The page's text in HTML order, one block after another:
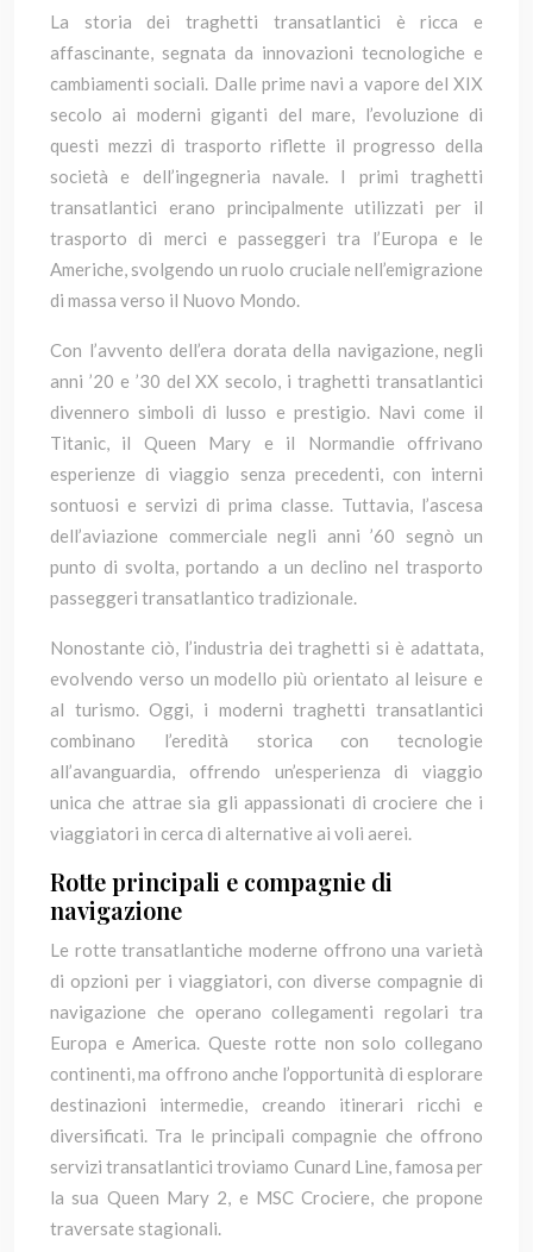
La storia dei traghetti transatlantici è ricca e
affascinante, segnata da innovazioni tecnologiche e
cambiamenti sociali. Dalle prime navi a vapore del XIX
secolo ai moderni giganti del mare, l’evoluzione di
questi mezzi di trasporto riflette il progresso della
società e dell’ingegneria navale. I primi traghetti
transatlantici erano principalmente utilizzati per il
trasporto di merci e passeggeri tra l’Europa e le
Americhe, svolgendo un ruolo cruciale nell’emigrazione
di massa verso il Nuovo Mondo.
Con l’avvento dell’era dorata della navigazione, negli
anni ’20 e ’30 del XX secolo, i traghetti transatlantici
divennero simboli di lusso e prestigio. Navi come il
Titanic, il Queen Mary e il Normandie offrivano
esperienze di viaggio senza precedenti, con interni
sontuosi e servizi di prima classe. Tuttavia, l’ascesa
dell’aviazione commerciale negli anni ’60 segnò un
punto di svolta, portando a un declino nel trasporto
passeggeri transatlantico tradizionale.
Nonostante ciò, l’industria dei traghetti si è adattata,
evolvendo verso un modello più orientato al leisure e
al turismo. Oggi, i moderni traghetti transatlantici
combinano l’eredità storica con tecnologie
all’avanguardia, offrendo un’esperienza di viaggio
unica che attrae sia gli appassionati di crociere che i
viaggiatori in cerca di alternative ai voli aerei.
Rotte principali e compagnie di
navigazione
Le rotte transatlantiche moderne offrono una varietà
di opzioni per i viaggiatori, con diverse compagnie di
navigazione che operano collegamenti regolari tra
Europa e America. Queste rotte non solo collegano
continenti, ma offrono anche l’opportunità di esplorare
destinazioni intermedie, creando itinerari ricchi e
diversificati. Tra le principali compagnie che offrono
servizi transatlantici troviamo Cunard Line, famosa per
la sua Queen Mary 2, e MSC Crociere, che propone
traversate stagionali.